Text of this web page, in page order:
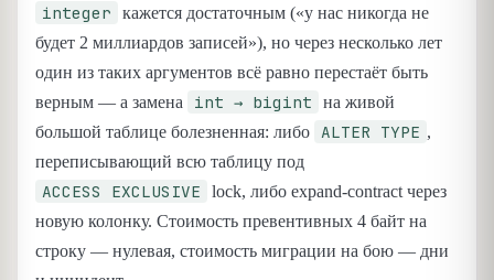
integer
кажется достаточным («у нас никогда не
будет 2 миллиардов записей»), но через несколько лет
один из таких аргументов всё равно перестаёт быть
верным — а замена
int → bigint
на живой
большой таблице болезненная: либо ALTER TYPE ,
переписывающий всю таблицу под
ACCESS EXCLUSIVE
lock, либо expand-contract через
новую колонку. Стоимость превентивных 4 байт на
строку — нулевая, стоимость миграции на бою — дни